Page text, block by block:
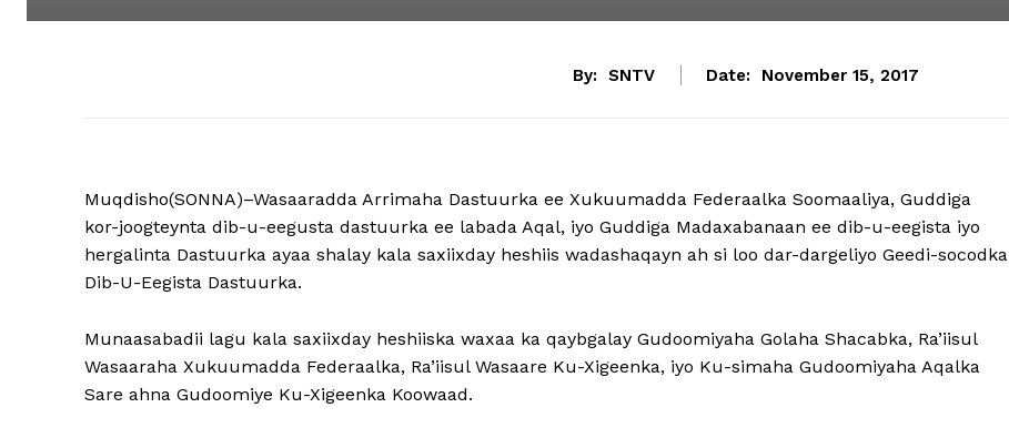
By: SNTV Date: November 15, 2017
Muqdisho(SONNA)–Wasaaradda Arrimaha Dastuurka ee Xukuumadda Federaalka Soomaaliya, Guddiga
kor-joogteynta dib-u-eegusta dastuurka ee labada Aqal, iyo Guddiga Madaxabanaan ee dib-u-eegista iyo
hergalinta Dastuurka ayaa shalay kala saxiixday heshiis wadashaqayn ah si loo dar-dargeliyo Geedi-socodka
Dib-U-Eegista Dastuurka.
Munaasabadii lagu kala saxiixday heshiiska waxaa ka qaybgalay Gudoomiyaha Golaha Shacabka, Ra’iisul
Wasaaraha Xukuumadda Federaalka, Ra’iisul Wasaare Ku-Xigeenka, iyo Ku-simaha Gudoomiyaha Aqalka
Sare ahna Gudoomiye Ku-Xigeenka Koowaad.